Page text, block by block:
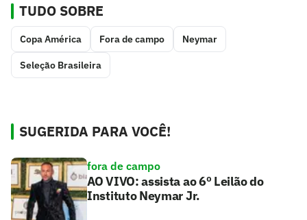
TUDO SOBRE
Copa América Fora de campo Neymar
Seleção Brasileira
SUGERIDA PARA VOCÊ!
fora de campo
AO VIVO: assista ao 6º Leilão do
Instituto Neymar Jr.